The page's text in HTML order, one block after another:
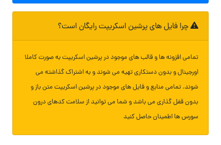
چرا فایل های پرشین اسکریپت رایگان است؟
تمامی افزونه ها و قالب های موجود در پرشین اسکریپت به صورت کاملا
اورجینال و بدون دستکاری تهیه می شوند و به اشتراک گذاشته می
شوند. تمامی منابع و فایل های موجود در پرشین اسکریپت متن باز و
بدون قفل گذاری می باشد و شما می توانید از سلامت کدهای درون
سورس ها اطمینان حاصل کنید